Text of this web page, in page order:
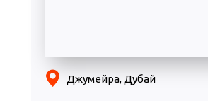
Джумейра, Дубай